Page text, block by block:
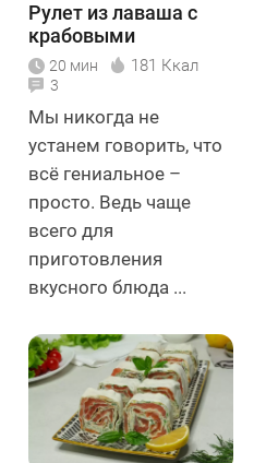
Рулет из лаваша с
крабовыми
палочками с сыром и
яйцом
20 мин 181 Ккал
3
Мы никогда не
устанем говорить, что
всё гениальное –
просто. Ведь чаще
всего для
приготовления
вкусного блюда ...